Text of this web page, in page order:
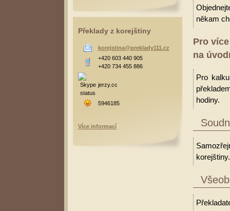
někam
Pro
na
Pro
hodiny.
korejštiny.
Překlady z korejštiny
korejstina@preklady111.cz
+420 603 440 905
+420 734 455 886
jerzy.cc
5946185
Více informací